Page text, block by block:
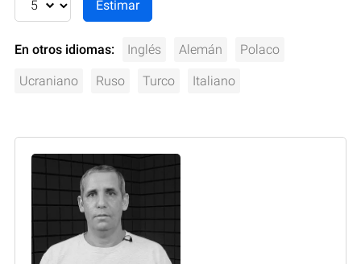
En otros idiomas: Inglés Alemán Polaco
Ucraniano Ruso Turco Italiano